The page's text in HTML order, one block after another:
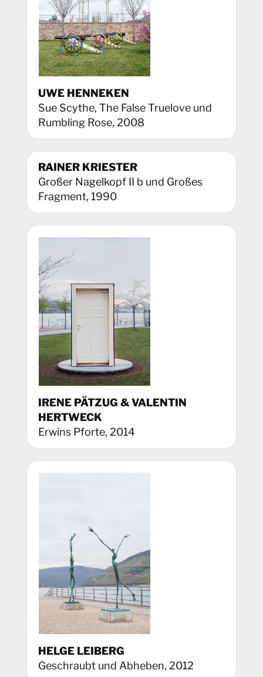
UWE HENNEKEN
Sue Scythe, The False Truelove und
Rumbling Rose, 2008
RAINER KRIESTER
Großer Nagelkopf II b und Großes
Fragment, 1990
IRENE PÄTZUG & VALENTIN
HERTWECK
Erwins Pforte, 2014
HELGE LEIBERG
Geschraubt und Abheben, 2012